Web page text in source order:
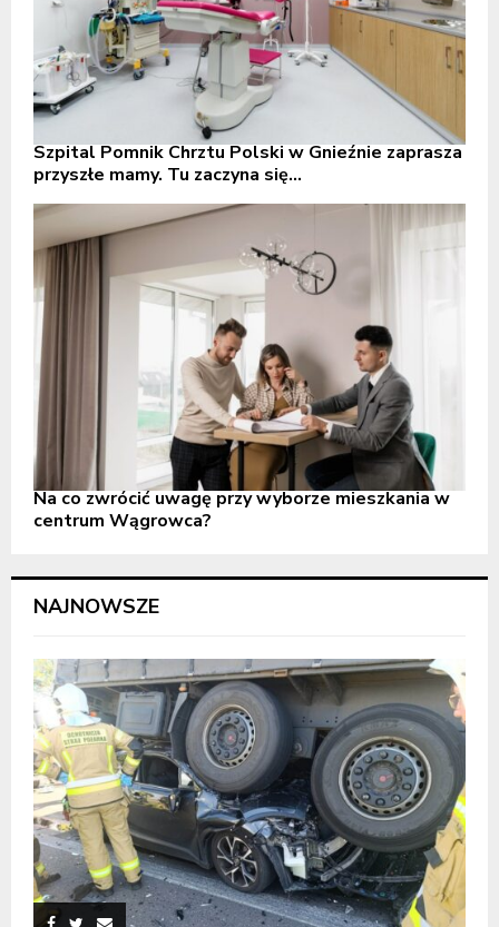
Szpital Pomnik Chrztu Polski w Gnieźnie zaprasza
przyszłe mamy. Tu zaczyna się...
Na co zwrócić uwagę przy wyborze mieszkania w
centrum Wągrowca?
NAJNOWSZE